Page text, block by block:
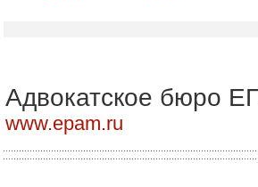
Адвокатское бюро
www.epam.ru